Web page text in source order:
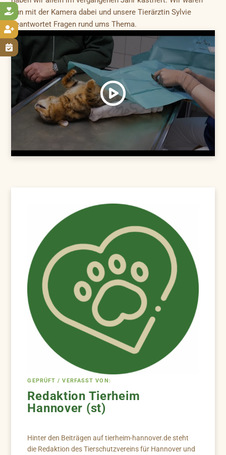



nun mit der Kamera dabei und unsere Tierärztin Sylvie
beantwortet Fragen rund ums Thema.
GEPRÜFT / VERFASST VON:
Redaktion Tierheim
Hannover (st)
Hinter den Beiträgen auf tierheim-hannover.de steht
die Redaktion des Tierschutzvereins für Hannover und